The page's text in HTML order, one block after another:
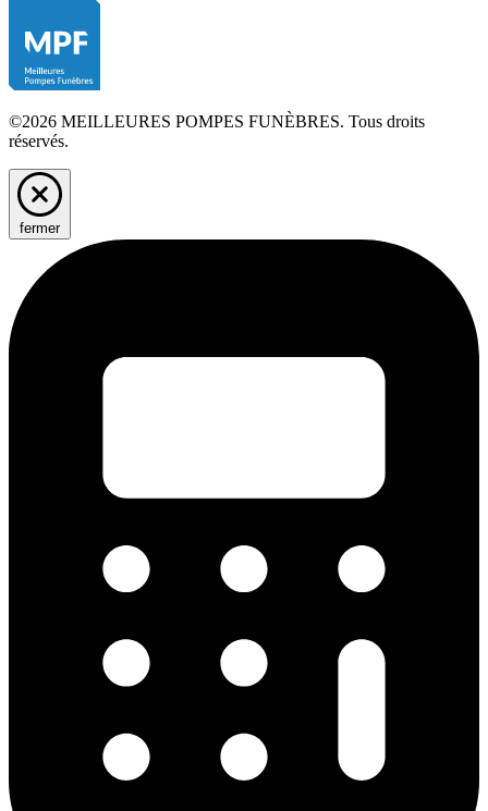
©2026 MEILLEURES POMPES FUNÈBRES. Tous droits
réservés.
fermer